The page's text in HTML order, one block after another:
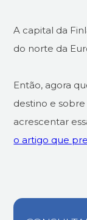
A capital da
do norte da
Então, agora
destino e
acrescentar
o artigo que